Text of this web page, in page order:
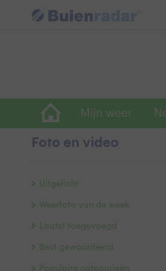
Mijn weer
Foto en video
Uitgelicht
Weerfoto van de week
Laatst toegevoegd
Best gewaardeerd
Populaire categorieën